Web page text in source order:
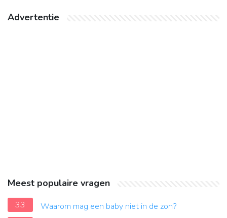
Advertentie
Meest populaire vragen
33
Waarom mag een baby niet in de zon?